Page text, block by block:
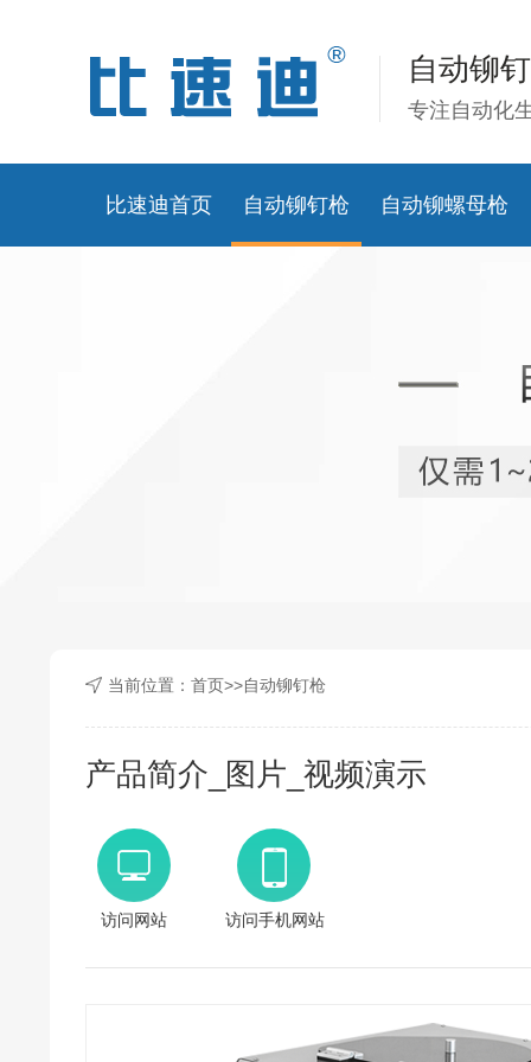
自动铆
专注自动化
比速迪首页 自动铆钉枪 自动铆螺母枪
当前位置： 首页>>自动铆钉枪
产品简介_图片_视频演示
访问网站 访问手机网站